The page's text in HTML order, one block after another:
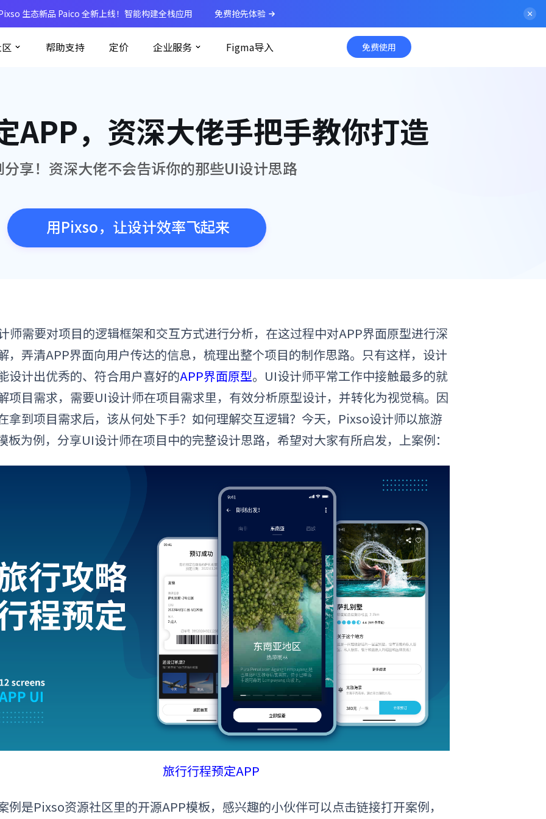
生态新品 Paico 全新上线！智能构建全栈应用 免费抢先体验
帮助支持 定价 企业服务 Figma导入 免费使用
APP，资深大佬手把手教你打造
分享！资深大佬不会告诉你的那些UI设计思路
用Pixso，让设计效率飞起来
师需要对项目的逻辑框架和交互方式进行分析，在这过程中对APP界面原型进行深
，弄清APP界面向用户传达的信息，梳理出整个项目的制作思路。只有这样，设计
设计出优秀的、符合用户喜好的APP界面原型。 UI设计师平常工作中接触最多的就
项目需求，需要UI设计师在项目需求里，有效分析原型设计，并转化为视觉稿。因
拿到项目需求后，该从何处下手？如何理解交互逻辑？今天，Pixso设计师以旅游
板为例，分享UI设计师在项目中的完整设计思路，希望对大家有所启发，上案例：
旅行行程预定APP
例是Pixso资源社区里的开源APP模板，感兴趣的小伙伴可以点击链接打开案例，